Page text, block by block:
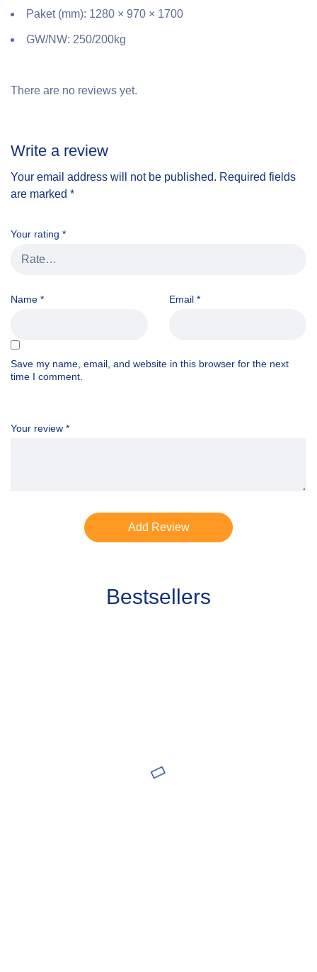
Paket (mm): 1280 × 970 × 1700
GW/NW: 250/200kg
There are no reviews yet.
Write a review
Your email address will not be published. Required fields
are marked *
Your rating *
Your review *
Name * Email *
Save my name, email, and website in this browser for the next
time I comment.
Bestsellers